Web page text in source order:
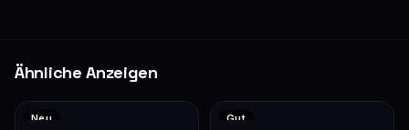
Ähnliche Anzeigen
Neu Gut